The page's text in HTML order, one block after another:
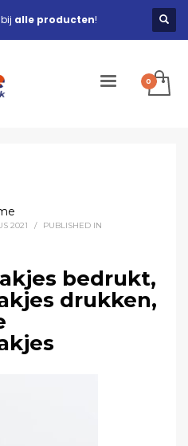
alle producten!
2021 / PUBLISHED IN
bedrukt,
drukken,